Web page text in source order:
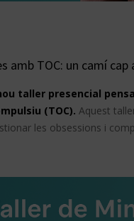
amb TOC: un camí
taller presencial
(TOC). Aquest
les obsessions i